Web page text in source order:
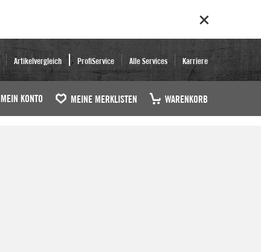
Artikelvergleich ProfiService Alle Services Karriere
MEIN KONTO MEINE MERKLISTEN WARENKORB